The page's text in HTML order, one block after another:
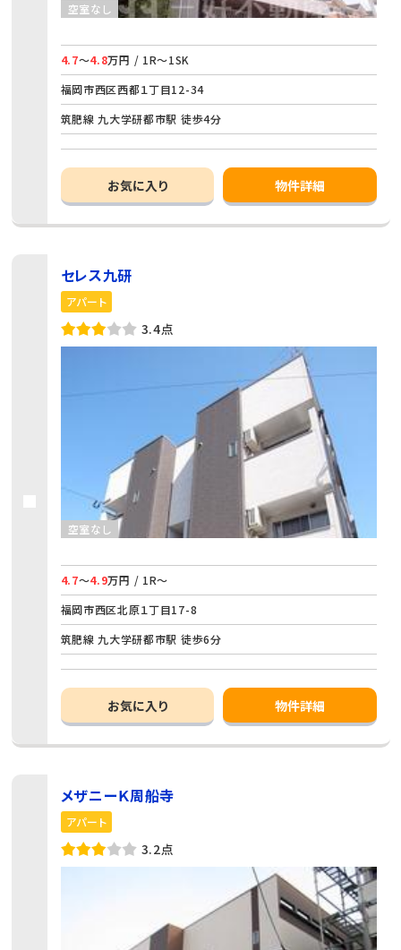
空室なし
4.7～4.8万円 / 1R～1SK
福岡市西区西都１丁目12-34
筑肥線 九大学研都市駅 徒歩4分
お気に入り 物件詳細
セレス九研
アパート
3.4点
空室なし
4.7～4.9万円 / 1R～
福岡市西区北原１丁目17-8
筑肥線 九大学研都市駅 徒歩6分
お気に入り 物件詳細
メザニーＫ周船寺
アパート
3.2点